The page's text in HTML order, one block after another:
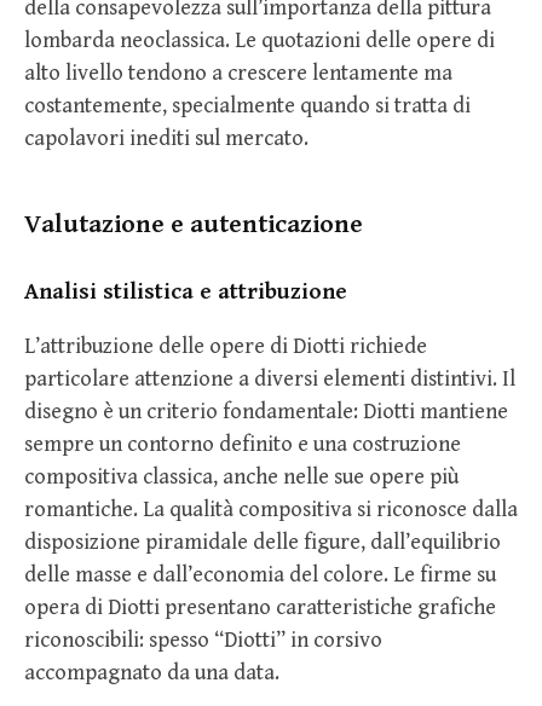
della consapevolezza sull’importanza della pittura
lombarda neoclassica. Le quotazioni delle opere di
alto livello tendono a crescere lentamente ma
costantemente, specialmente quando si tratta di
capolavori inediti sul mercato.
Valutazione e autenticazione
Analisi stilistica e attribuzione
L’attribuzione delle opere di Diotti richiede
particolare attenzione a diversi elementi distintivi. Il
disegno è un criterio fondamentale: Diotti mantiene
sempre un contorno definito e una costruzione
compositiva classica, anche nelle sue opere più
romantiche. La qualità compositiva si riconosce dalla
disposizione piramidale delle figure, dall’equilibrio
delle masse e dall’economia del colore. Le firme su
opera di Diotti presentano caratteristiche grafiche
riconoscibili: spesso “Diotti” in corsivo
accompagnato da una data.